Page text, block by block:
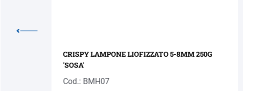
CRISPY LAMPONE LIOFIZZATO 5-8MM 250G
'SOSA'
Cod.: BMH07